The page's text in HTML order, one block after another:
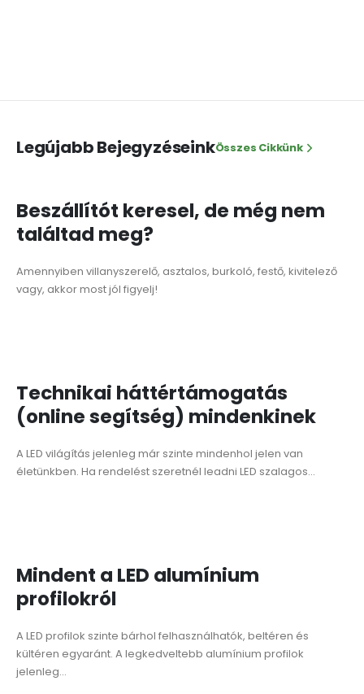
Legújabb BejegyzéseinkÖsszes Cikkünk
Beszállítót keresel, de még nem
találtad meg?
Amennyiben villanyszerelő, asztalos, burkoló, festő, kivitelező
vagy, akkor most jól figyelj!
Technikai háttértámogatás
(online segítség) mindenkinek
A LED világítás jelenleg már szinte mindenhol jelen van
életünkben. Ha rendelést szeretnél leadni LED szalagos...
Mindent a LED alumínium
profilokról
A LED profilok szinte bárhol felhasználhatók, beltéren és
kültéren egyaránt. A legkedveltebb alumínium profilok
jelenleg...